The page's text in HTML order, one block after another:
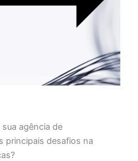
agência de
principais desafios na